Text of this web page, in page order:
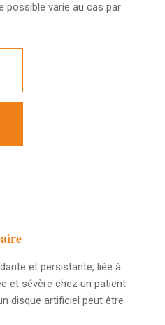
possible varie au cas par
et persistante, liée à
et sévère chez un patient
disque artificiel peut être